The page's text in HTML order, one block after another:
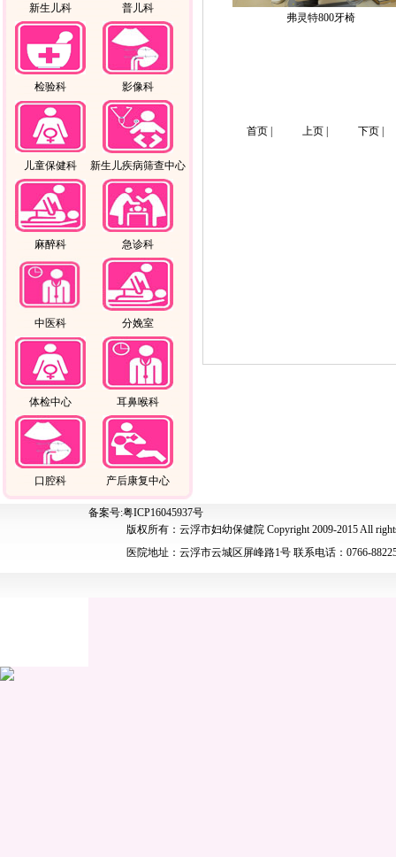
新生儿科 普儿科
检验科 影像科
儿童保健科 新生儿疾病筛查中心
麻醉科 急诊科
中医科 分娩室
体检中心 耳鼻喉科
口腔科 产后康复中心
弗灵特800牙椅
首页 | 上页 | 下页 |
备案号:粤ICP16045937号
版权所有：云浮市妇幼保健院 Copyright 2009-2015 All
医院地址：云浮市云城区屏峰路1号 联系电话：0766-